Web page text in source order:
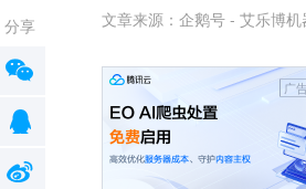
文章来源： 企鹅号 - 艾乐博机
广告
分享